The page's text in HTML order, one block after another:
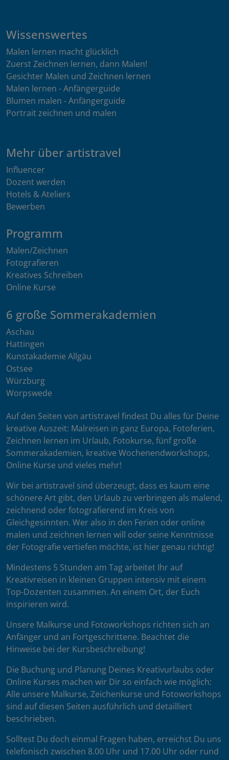
Wissenswertes
Malen lernen macht glücklich
Zuerst Zeichnen lernen, dann Malen!
Gesichter Malen und Zeichnen lernen
Malen lernen - Anfängerguide
Blumen malen - Anfängerguide
Portrait zeichnen und malen
Mehr über artistravel
Influencer
Dozent werden
Hotels & Ateliers
Bewerben
Programm
Malen/Zeichnen
Fotografieren
Kreatives Schreiben
Online Kurse
6 große Sommerakademien
Aschau
Hattingen
Kunstakademie Allgäu
Ostsee
Würzburg
Worpswede
Auf den Seiten von artistravel findest Du alles für Deine
kreative Auszeit: Malreisen in ganz Europa, Fotoferien,
Zeichnen lernen im Urlaub, Fotokurse, fünf große
Sommerakademien, kreative Wochenendworkshops,
Online Kurse und vieles mehr!
Wir bei artistravel sind überzeugt, dass es kaum eine
schönere Art gibt, den Urlaub zu verbringen als malend,
zeichnend oder fotografierend im Kreis von
Gleichgesinnten. Wer also in den Ferien oder online
malen und zeichnen lernen will oder seine Kenntnisse
der Fotografie vertiefen möchte, ist hier genau richtig!
Mindestens 5 Stunden am Tag arbeitet Ihr auf
Kreativreisen in kleinen Gruppen intensiv mit einem
Top-Dozenten zusammen. An einem Ort, der Euch
inspirieren wird.
Unsere Malkurse und Fotoworkshops richten sich an
Anfänger und an Fortgeschrittene. Beachtet die
Hinweise bei der Kursbeschreibung!
Die Buchung und Planung Deines Kreativurlaubs oder
Online Kurses machen wir Dir so einfach wie möglich:
Alle unsere Malkurse, Zeichenkurse und Fotoworkshops
sind auf diesen Seiten ausführlich und detailliert
beschrieben.
Solltest Du doch einmal Fragen haben, erreichst Du uns
telefonisch zwischen 8.00 Uhr und 17.00 Uhr oder rund